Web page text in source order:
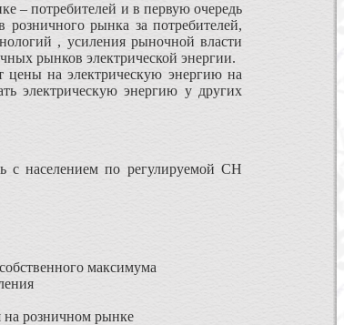
– потребителей и в первую очередь
рынка за потребителей,
, усиления рыночной власти
рынков электрической энергии.
цены на электрическую энергию на
электрическую энергию у других
с населением по регулируемой СН
максимума
на розничном рынке